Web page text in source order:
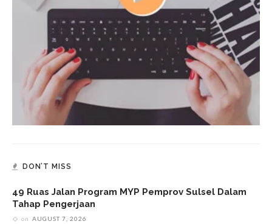
DON’T MISS
49 Ruas Jalan Program MYP Pemprov Sulsel Dalam
Tahap Pengerjaan
on AUGUST 7, 2026